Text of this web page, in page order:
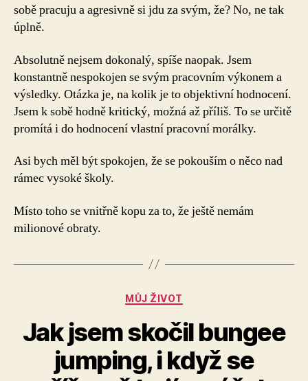
sobě pracuju a agresivně si jdu za svým, že? No, ne tak
úplně.
Absolutně nejsem dokonalý, spíše naopak. Jsem
konstantně nespokojen se svým pracovním výkonem a
výsledky. Otázka je, na kolik je to objektivní hodnocení.
Jsem k sobě hodně kritický, možná až příliš. To se určitě
promítá i do hodnocení vlastní pracovní morálky.
Asi bych měl být spokojen, že se pokouším o něco nad
rámec vysoké školy.
Místo toho se vnitřně kopu za to, že ještě nemám
milionové obraty.
Rubriky
MŮJ ŽIVOT
Jak jsem skočil bungee
jumping, i když se